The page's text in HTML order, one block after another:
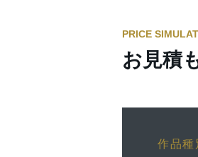
PRICE
お見積
作品種